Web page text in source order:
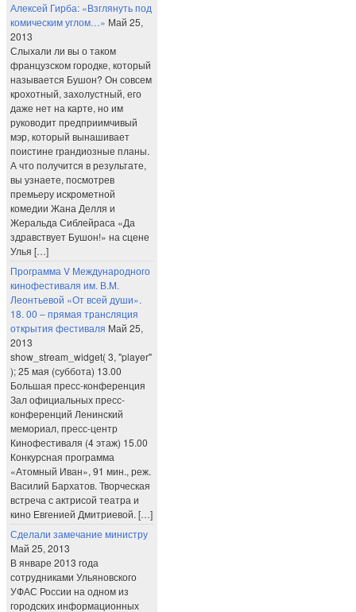
Алексей Гирба: «Взглянуть под
комическим углом…» Май 25,
2013
Слыхали ли вы о таком
французском городке, который
называется Бушон? Он совсем
крохотный, захолустный, его
даже нет на карте, но им
руководит предприимчивый
мэр, который вынашивает
поистине грандиозные планы.
А что получится в результате,
вы узнаете, посмотрев
премьеру искрометной
комедии Жана Делля и
Жеральда Сиблейраса «Да
здравствует Бушон!» на сцене
Улья […]
Программа V Международного
кинофестиваля им. В.М.
Леонтьевой «От всей души».
18. 00 – прямая трансляция
открытия фестиваля Май 25,
2013
show_stream_widget( 3, "player"
); 25 мая (суббота) 13.00
Большая пресс-конференция
Зал официальных пресс-
конференций Ленинский
мемориал, пресс-центр
Кинофестиваля (4 этаж) 15.00
Конкурсная программа
«Атомный Иван», 91 мин., реж.
Василий Бархатов. Творческая
встреча с актрисой театра и
кино Евгенией Дмитриевой. […]
Сделали замечание министру
Май 25, 2013
В январе 2013 года
сотрудниками Ульяновского
УФАС России на одном из
городских информационных